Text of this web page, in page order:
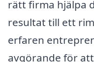
rätt firma hjälpa
resultat till ett
erfaren
avgörande för